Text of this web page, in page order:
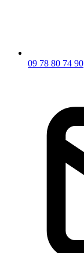
09 78 80 74 90